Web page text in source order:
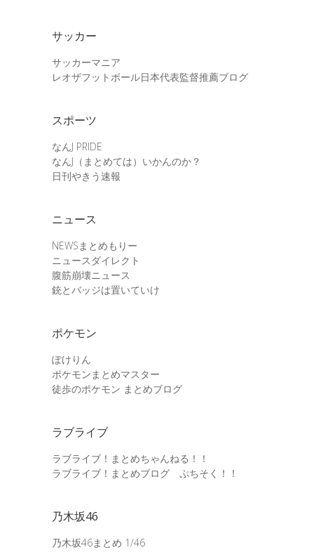
サッカー
サッカーマニア
レオザフットボール日本代表監督推薦ブログ
スポーツ
なんJ PRIDE
なんJ（まとめては）いかんのか？
日刊やきう速報
ニュース
NEWSまとめもりー
ニュースダイレクト
腹筋崩壊ニュース
銃とバッジは置いていけ
ポケモン
ぽけりん
ポケモンまとめマスター
徒歩のポケモン まとめブログ
ラブライブ
ラブライブ！まとめちゃんねる！！
ラブライブ！まとめブログ ぷちそく！！
乃木坂46
乃木坂46まとめ 1/46